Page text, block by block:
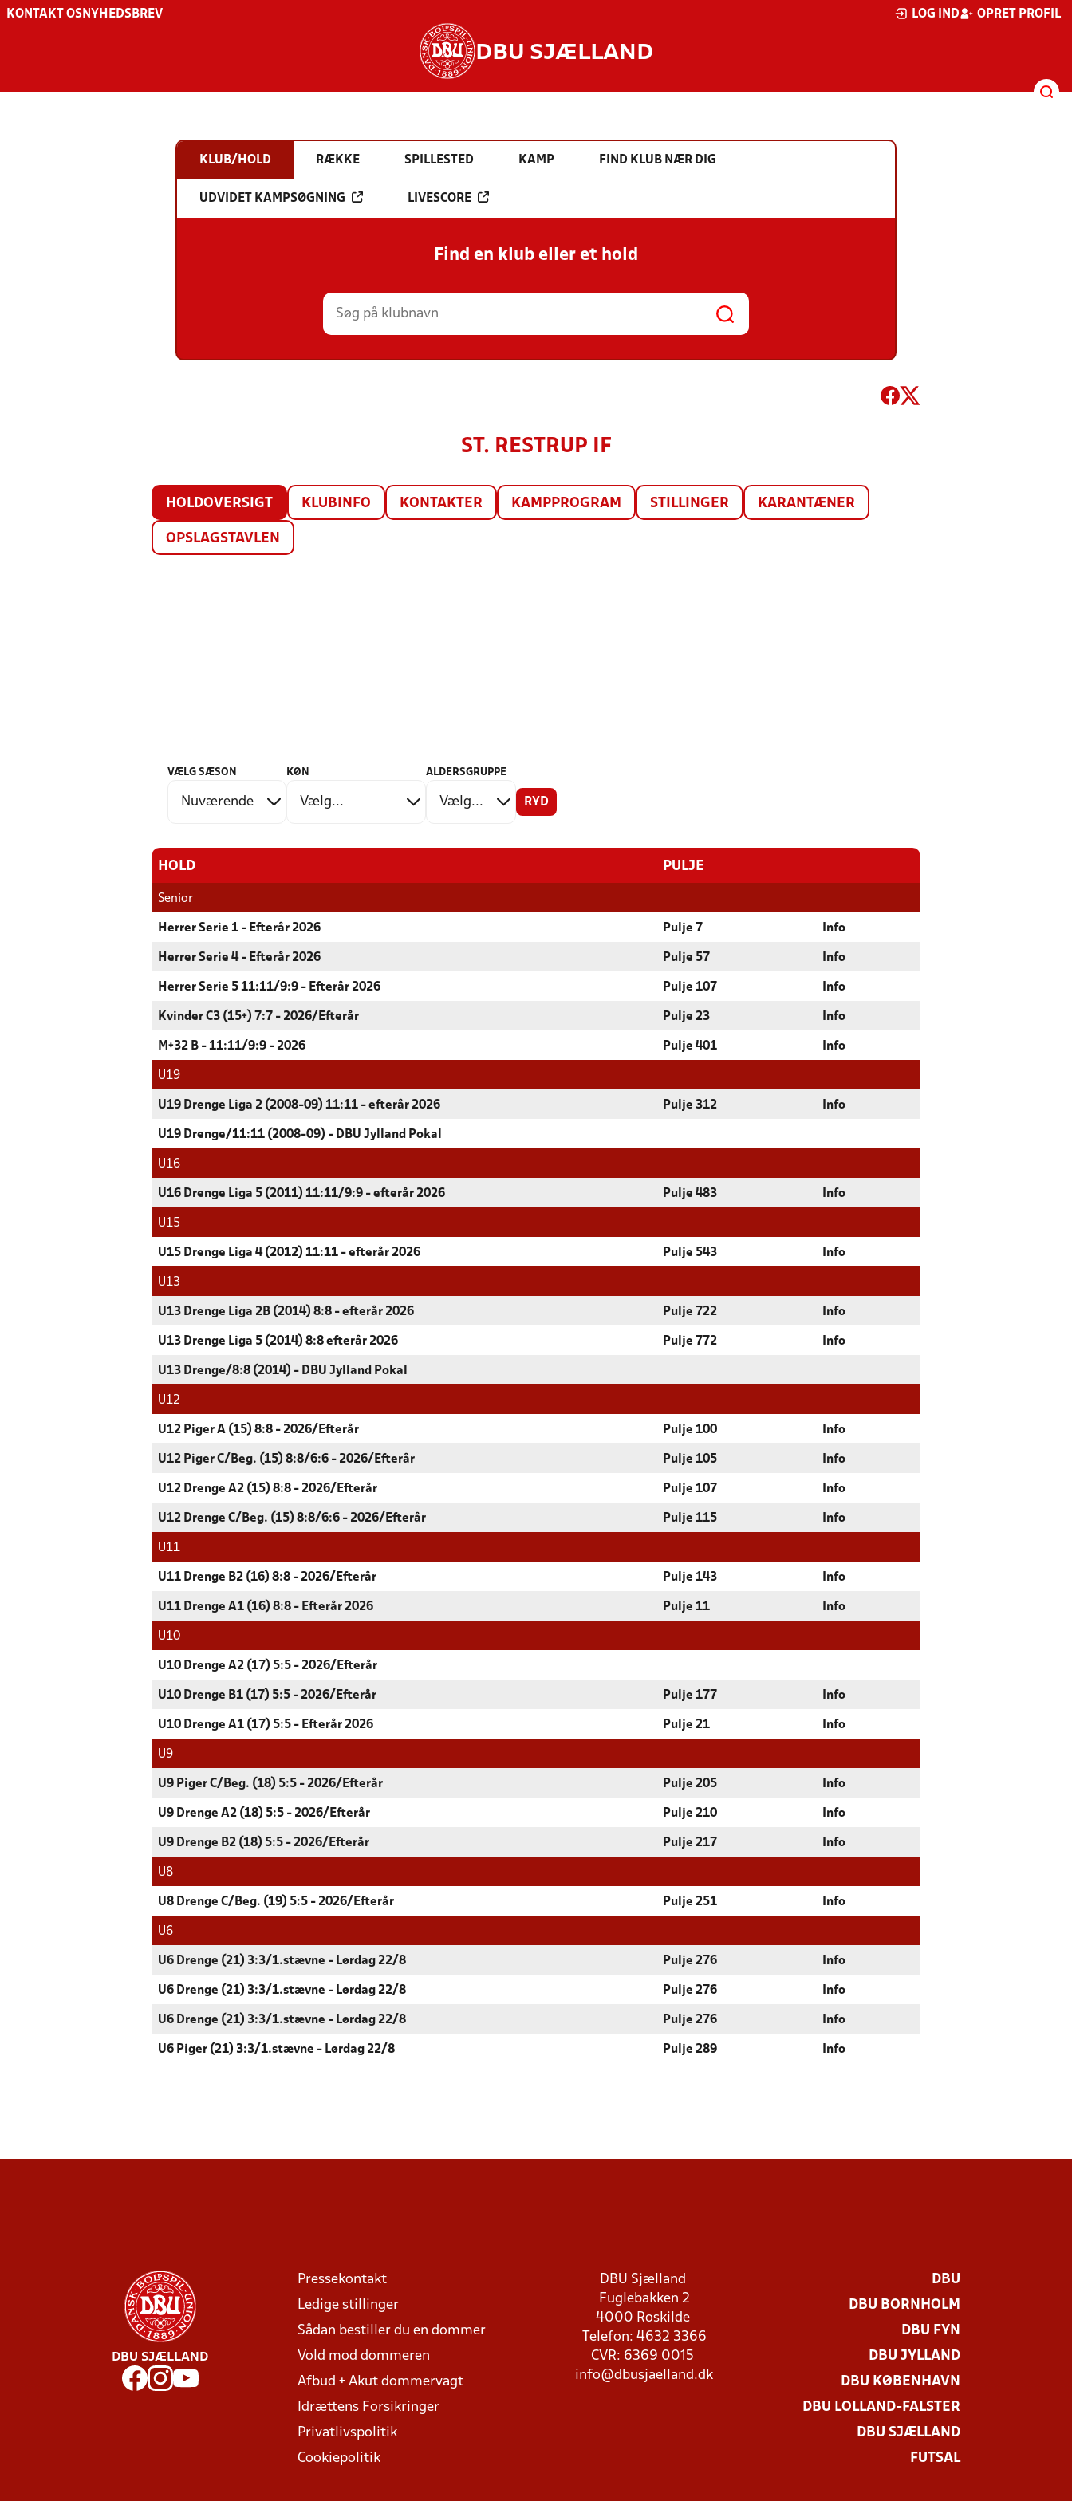
KONTAKT OS NYHEDSBREV LOG IND OPRET PROFIL
DBU SJÆLLAND
KLUB/HOLD RÆKKE SPILLESTED KAMP FIND KLUB NÆR DIG
UDVIDET KAMPSØGNING LIVESCORE
Find en klub eller et hold
ST. RESTRUP IF
HOLDOVERSIGT KLUBINFO KONTAKTER KAMPPROGRAM STILLINGER KARANTÆNER
OPSLAGSTAVLEN
VÆLG SÆSON KØN ALDERSGRUPPE
RYD
HOLD PULJE
Senior
Herrer Serie 1 - Efterår 2026 Pulje 7 Info
Herrer Serie 4 - Efterår 2026 Pulje 57 Info
Herrer Serie 5 11:11/9:9 - Efterår 2026 Pulje 107 Info
Kvinder C3 (15+) 7:7 - 2026/Efterår Pulje 23 Info
M+32 B - 11:11/9:9 - 2026 Pulje 401 Info
U19
U19 Drenge Liga 2 (2008-09) 11:11 - efterår 2026 Pulje 312 Info
U19 Drenge/11:11 (2008-09) - DBU Jylland Pokal
U16
U16 Drenge Liga 5 (2011) 11:11/9:9 - efterår 2026 Pulje 483 Info
U15
U15 Drenge Liga 4 (2012) 11:11 - efterår 2026 Pulje 543 Info
U13
U13 Drenge Liga 2B (2014) 8:8 - efterår 2026 Pulje 722 Info
U13 Drenge Liga 5 (2014) 8:8 efterår 2026 Pulje 772 Info
U13 Drenge/8:8 (2014) - DBU Jylland Pokal
U12
U12 Piger A (15) 8:8 - 2026/Efterår Pulje 100 Info
U12 Piger C/Beg. (15) 8:8/6:6 - 2026/Efterår Pulje 105 Info
U12 Drenge A2 (15) 8:8 - 2026/Efterår Pulje 107 Info
U12 Drenge C/Beg. (15) 8:8/6:6 - 2026/Efterår Pulje 115 Info
U11
U11 Drenge B2 (16) 8:8 - 2026/Efterår Pulje 143 Info
U11 Drenge A1 (16) 8:8 - Efterår 2026 Pulje 11 Info
U10
U10 Drenge A2 (17) 5:5 - 2026/Efterår
U10 Drenge B1 (17) 5:5 - 2026/Efterår Pulje 177 Info
U10 Drenge A1 (17) 5:5 - Efterår 2026 Pulje 21 Info
U9
U9 Piger C/Beg. (18) 5:5 - 2026/Efterår Pulje 205 Info
U9 Drenge A2 (18) 5:5 - 2026/Efterår Pulje 210 Info
U9 Drenge B2 (18) 5:5 - 2026/Efterår Pulje 217 Info
U8
U8 Drenge C/Beg. (19) 5:5 - 2026/Efterår Pulje 251 Info
U6
U6 Drenge (21) 3:3/1.stævne - Lørdag 22/8 Pulje 276 Info
U6 Drenge (21) 3:3/1.stævne - Lørdag 22/8 Pulje 276 Info
U6 Drenge (21) 3:3/1.stævne - Lørdag 22/8 Pulje 276 Info
U6 Piger (21) 3:3/1.stævne - Lørdag 22/8 Pulje 289 Info
DBU SJÆLLAND
Pressekontakt
Ledige stillinger
Sådan bestiller du en dommer
Vold mod dommeren
Afbud + Akut dommervagt
Idrættens Forsikringer
Privatlivspolitik
Cookiepolitik
DBU Sjælland
Fuglebakken 2
4000 Roskilde
Telefon: 4632 3366
CVR: 6369 0015
info@dbusjaelland.dk
DBU
DBU BORNHOLM
DBU FYN
DBU JYLLAND
DBU KØBENHAVN
DBU LOLLAND-FALSTER
DBU SJÆLLAND
FUTSAL